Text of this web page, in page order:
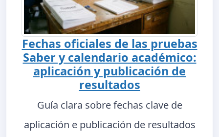
Fechas oficiales de las pruebas
Saber y calendario académico:
aplicación y publicación de
resultados
Guía clara sobre fechas clave de
aplicación e publicación de resultados